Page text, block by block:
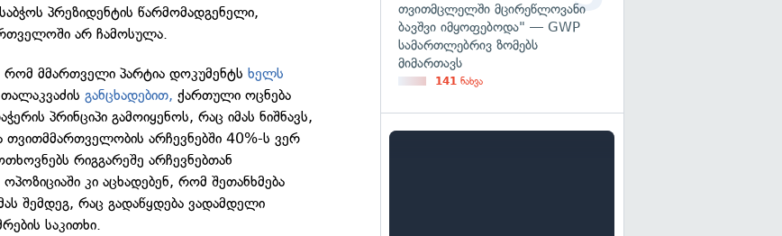
პრეზიდენტის წარმომადგენელი,
არ ჩამოსულა.
მმართველი პარტია დოკუმენტსხელს
განცხადებით, ქართული ოცნება
პრინციპი გამოიყენოს, რაც იმას ნიშნავს,
არჩევნებში 40%-ს ვერ
რიგგარეშე არჩევნებთან
კი აცხადებენ, რომ შეთანხმება
შემდეგ, რაც გადაწყდება ვადამდელი
საკითხი.
თვითმცლელში მცირეწლოვანი
ბავშვი იმყოფებოდა" — GWP
სამართლებრივ ზომებს
მიმართავს
141 ნახვა